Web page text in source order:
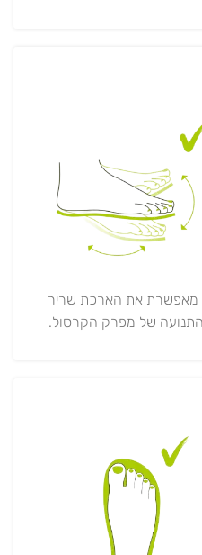
מאפשרת את הארכת שריר
של מפרק הקרסול.